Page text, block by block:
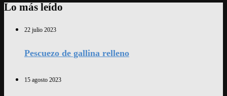
Lo más leído
22 julio 2023
Pescuezo de gallina relleno
15 agosto 2023